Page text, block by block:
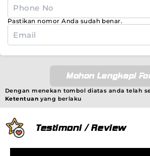
Pastikan nomor Anda sudah benar.
Mohon Lengkapi
Dengan menekan tombol diatas anda telah
Ketentuan yang berlaku
Testimoni / Review